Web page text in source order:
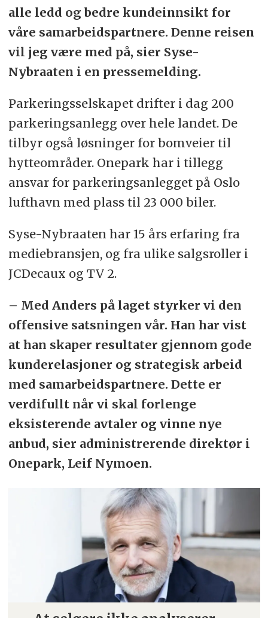
alle ledd og bedre kundeinnsikt for
våre samarbeidspartnere. Denne reisen
vil jeg være med på, sier Syse-
Nybraaten i en pressemelding.
Parkeringsselskapet drifter i dag 200
parkeringsanlegg over hele landet. De
tilbyr også løsninger for bomveier til
hytteområder. Onepark har i tillegg
ansvar for parkeringsanlegget på Oslo
lufthavn med plass til 23 000 biler.
Syse-Nybraaten har 15 års erfaring fra
mediebransjen, og fra ulike salgsroller i
JCDecaux og TV 2.
– Med Anders på laget styrker vi den
offensive satsningen vår. Han har vist
at han skaper resultater gjennom gode
kunderelasjoner og strategisk arbeid
med samarbeidspartnere. Dette er
verdifullt når vi skal forlenge
eksisterende avtaler og vinne nye
anbud, sier administrerende direktør i
Onepark, Leif Nymoen.